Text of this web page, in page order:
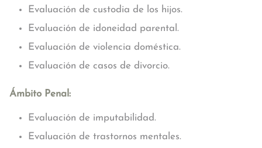
Evaluación de custodia de los hijos.
Evaluación de idoneidad parental.
Evaluación de violencia doméstica.
Evaluación de casos de divorcio.
Ámbito Penal:
Evaluación de imputabilidad.
Evaluación de trastornos mentales.